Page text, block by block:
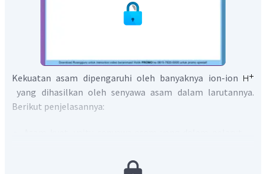
Kekuatan asam dipengaruhi oleh banyaknya ion-ion
yang dihasilkan oleh senyawa asam dalam larutannya.
Berikut penjelasannya: